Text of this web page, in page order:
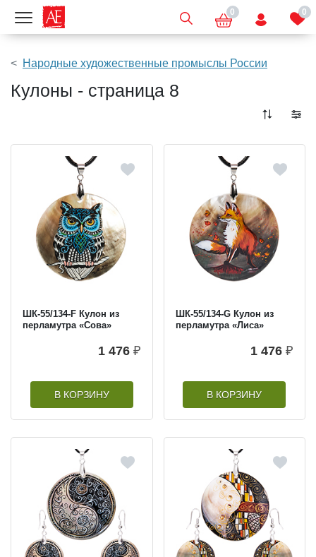
Показать меню 0 0
Народные художественные промыслы России
Кулоны - страница 8
ШК-55/134-F Кулон из
перламутра «Сова»
1 476 ₽
В КОРЗИНУ
ШК-55/134-G Кулон из
перламутра «Лиса»
1 476 ₽
В КОРЗИНУ